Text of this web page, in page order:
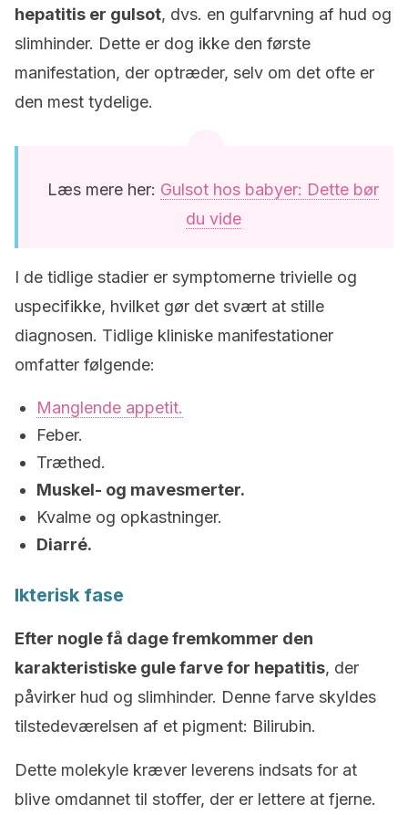
hepatitis er gulsot, dvs. en gulfarvning af hud og
slimhinder. Dette er dog ikke den første
manifestation, der optræder, selv om det ofte er
den mest tydelige.
Læs mere her: Gulsot hos babyer: Dette bør
du vide
I de tidlige stadier er symptomerne trivielle og
uspecifikke, hvilket gør det svært at stille
diagnosen. Tidlige kliniske manifestationer
omfatter følgende:
Manglende appetit.
Feber.
Træthed.
Muskel- og mavesmerter.
Kvalme og opkastninger.
Diarré.
Ikterisk fase
Efter nogle få dage fremkommer den
karakteristiske gule farve for hepatitis, der
påvirker hud og slimhinder. Denne farve skyldes
tilstedeværelsen af et pigment: Bilirubin.
Dette molekyle kræver leverens indsats for at
blive omdannet til stoffer, der er lettere at fjerne.